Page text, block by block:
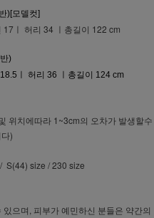
)[모델컷]
ㅣ 허리 34 ㅣ총길이 122 cm
)
ㅣ 허리 36 ㅣ총길이 124 cm
위치에따라 1~3cm의 오차가 발생할수
)
S(44) size / 230 size
으며, 피부가 예민하신 분들은 약간의